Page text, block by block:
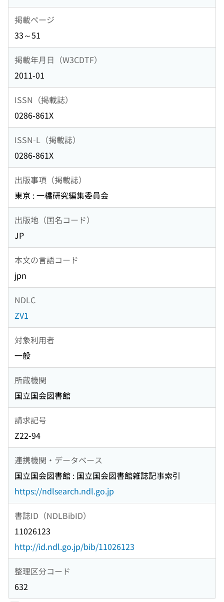
掲載ページ
33～51
掲載年月日（W3CDTF）
2011-01
ISSN（掲載誌）
0286-861X
ISSN-L（掲載誌）
0286-861X
出版事項（掲載誌）
東京 : 一橋研究編集委員会
出版地（国名コード）
JP
本文の言語コード
jpn
NDLC
ZV1
対象利用者
一般
所蔵機関
国立国会図書館
請求記号
Z22-94
連携機関・データベース
国立国会図書館 : 国立国会図書館雑誌記事索引
https://ndlsearch.ndl.go.jp
書誌ID（NDLBibID）
11026123
http://id.ndl.go.jp/bib/11026123
整理区分コード
632